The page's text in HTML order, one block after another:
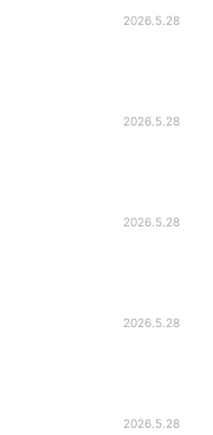
2026.5.28
2026.5.28
2026.5.28
2026.5.28
2026.5.28